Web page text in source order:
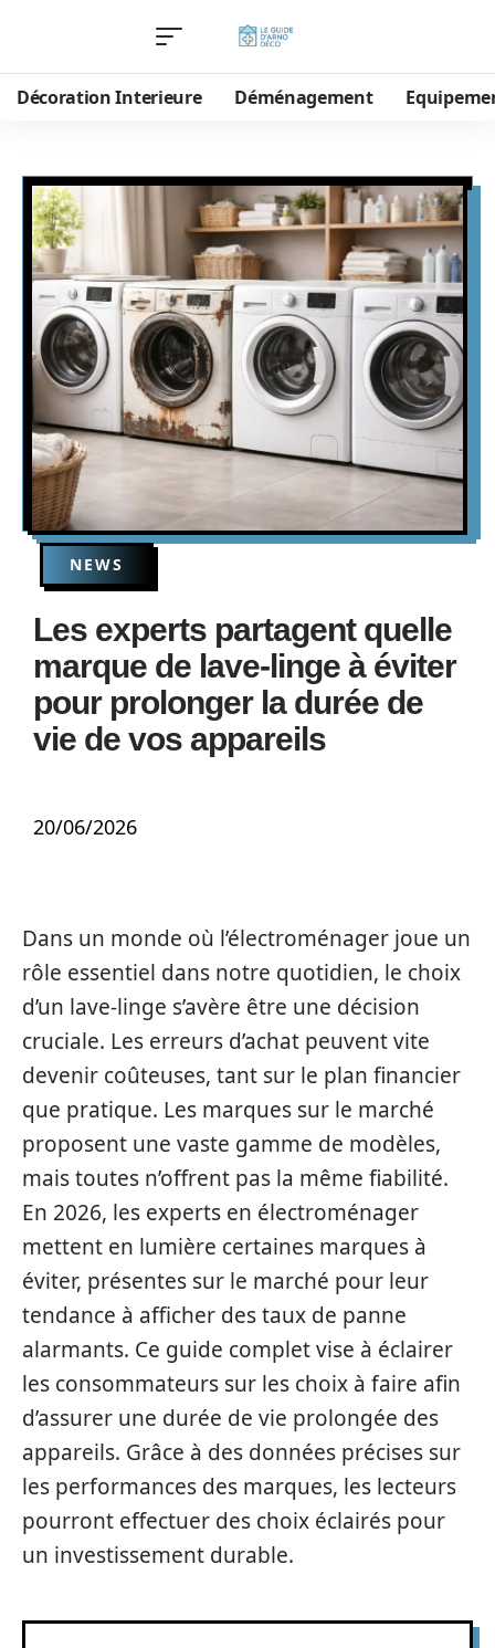
Décoration Interieure Déménagement
NEWS
Les experts partagent quelle
marque de lave-linge à éviter
pour prolonger la durée de
vie de vos appareils
20/06/2026
Dans un monde où l’électroménager joue un
rôle essentiel dans notre quotidien, le choix
d’un lave-linge s’avère être une décision
cruciale. Les erreurs d’achat peuvent vite
devenir coûteuses, tant sur le plan financier
que pratique. Les marques sur le marché
proposent une vaste gamme de modèles,
mais toutes n’offrent pas la même fiabilité.
En 2026, les experts en électroménager
mettent en lumière certaines marques à
éviter, présentes sur le marché pour leur
tendance à afficher des taux de panne
alarmants. Ce guide complet vise à éclairer
les consommateurs sur les choix à faire afin
d’assurer une durée de vie prolongée des
appareils. Grâce à des données précises sur
les performances des marques, les lecteurs
pourront effectuer des choix éclairés pour
un investissement durable.